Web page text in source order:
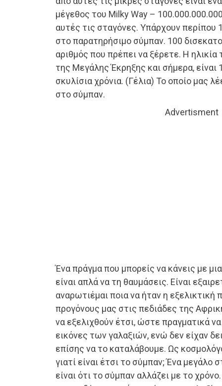
μέγεθος του Milky Way –
αυτές τις σταγόνες. Υπάρχουν περίπου
στο παρατηρήσιμο σύμπαν. 100
αριθμός που πρέπει να ξέρετε. Η
της Μεγάλης Έκρηξης και σήμερα, είναι
σκυλίσια χρόνια. (Γέλια) Το οποίο μας
στο σύμπαν.
Advertisment
Ένα πράγμα που μπορείς να κάνεις με
είναι απλά να τη θαυμάσεις. Είναι
αναρωτιέμαι ποια να ήταν η εξελικτική
προγόνους μας στις πεδιάδες της
να εξελιχθούν έτσι, ώστε πραγματικά
εικόνες των γαλαξιών, ενώ δεν είχαν
επίσης να το καταλάβουμε. Ως
γιατί είναι έτσι το σύμπαν; Ένα μεγάλο
είναι ότι το σύμπαν αλλάζει με το